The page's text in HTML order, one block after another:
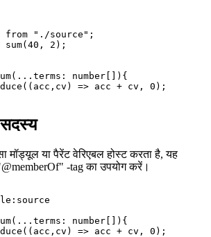
provided.
"./source";
2);
=> acc + cv, 0);
मॉड्यूल या पैरेंट वेरिएबल होस्ट करता है, यह
-tag का उपयोग करें।